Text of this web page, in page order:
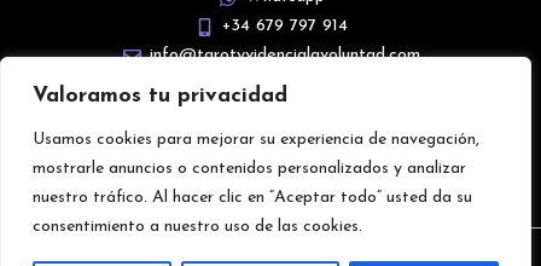
Valoramos tu privacidad
Usamos cookies para mejorar su experiencia de navegación,
mostrarle anuncios o contenidos personalizados y analizar
nuestro tráfico. Al hacer clic en “Aceptar todo” usted da su
consentimiento a nuestro uso de las cookies.
+34 679 797 914
info@tarotyvidencialavoluntad.com